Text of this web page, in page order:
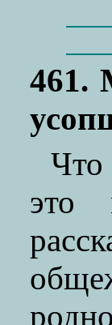
461.
Что
это